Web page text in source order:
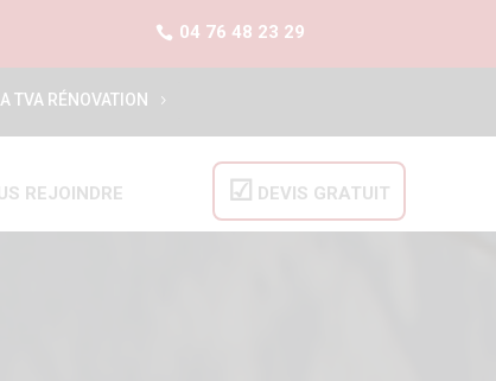
04 76 48 23 29
LA TVA RÉNOVATION
REJOINDRE DEVIS GRATUIT